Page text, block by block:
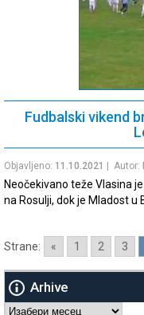
Fudbalski vikend
Objavljeno: 11.10.2021 | Autor:
Neočekivano teže Vlasina
na Rosulji, dok je Mladost u
Strane: « 1 2 3
Arhive
Arhive